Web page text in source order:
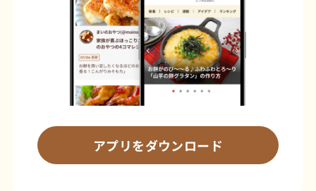
アプリをダウンロード